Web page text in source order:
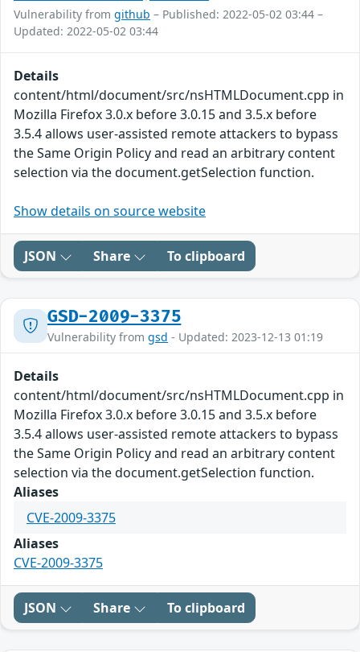
Vulnerability from github – Published: 2022-05-02 03:44 –
Updated: 2022-05-02 03:44
Details
content/html/document/src/nsHTMLDocument.cpp in
Mozilla Firefox 3.0.x before 3.0.15 and 3.5.x before
3.5.4 allows user-assisted remote attackers to bypass
the Same Origin Policy and read an arbitrary content
selection via the document.getSelection function.
Show details on source website
JSON Share To clipboard
GSD-2009-3375
Vulnerability from gsd - Updated: 2023-12-13 01:19
Details
content/html/document/src/nsHTMLDocument.cpp in
Mozilla Firefox 3.0.x before 3.0.15 and 3.5.x before
3.5.4 allows user-assisted remote attackers to bypass
the Same Origin Policy and read an arbitrary content
selection via the document.getSelection function.
Aliases
CVE-2009-3375
Aliases
CVE-2009-3375
JSON Share To clipboard